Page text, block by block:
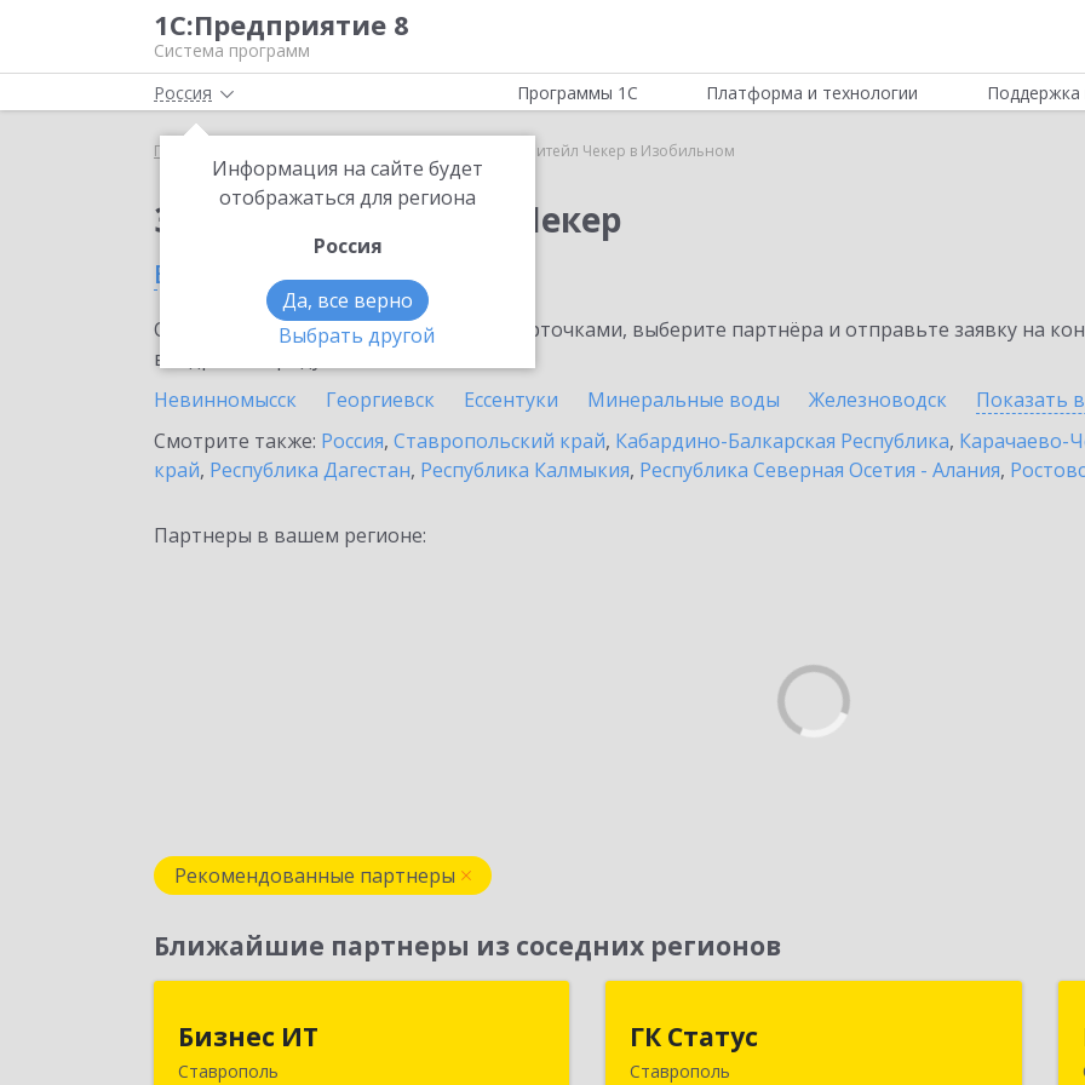
1С:Предприятие 8
Система программ
Россия
Информация на сайте будет
отображаться для региона
Россия
Да, все верно
Выбрать другой
Программы 1С Платформа и технологии Поддержка
Главная 1C-Ритейл Чекер в Изобильном
Заказать 1C-Ритейл Чекер
в Изобильном
Ознакомьтесь с информационными карточками, выберите партнёра и отправьте заявку на
внедрение продукта.
Невинномысск
Георгиевск Ессентуки Минеральные воды Железноводск Показать
Смотрите также: Россия, Ставропольский край, Кабардино-Балкарская Республика, Карачаево-
край, Республика Дагестан, Республика Калмыкия, Республика Северная Осетия - Алания,
Партнеры в вашем регионе:
Рекомендованные партнеры
Ближайшие партнеры из соседних регионов
Бизнес ИТ
Ставрополь355035, Ставропольский край,
ГК Статус
Ставрополь355002, Ставропольский край,